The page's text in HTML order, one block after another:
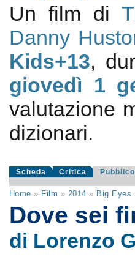
Un film di
Danny
Kids+13,
giovedì 1
valutazione
dizionari.
Scheda Critica Pubblico
Home » Film » 2014 » Big Eyes
Dove sei
di Lorenzo